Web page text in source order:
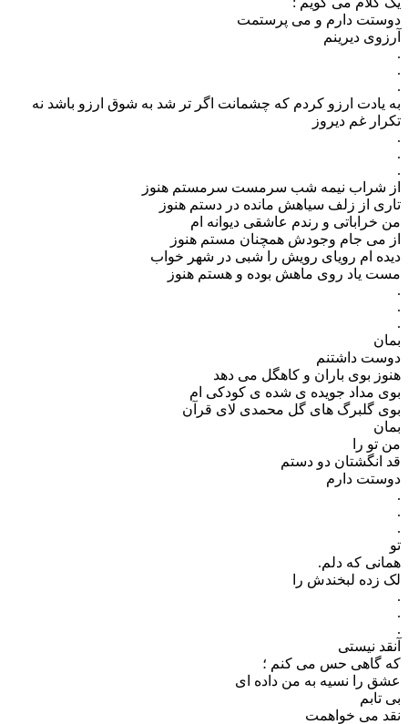
دوستت دارم و می پرستمت
آرزوی دیرینم
.
.
.
به یادت ارزو کردم که چشمانت اگر تر شد به شوق ارزو باشد نه
تکرار غم دیروز
.
.
.
از شراب نیمه شب سرمست سرمستم هنوز
تاری از زلف سیاهش مانده در دستم هنوز
من خراباتی و رندم عاشقی دیوانه ام
از می جام وجودش همچنان مستم هنوز
دیده ام رویای رویش را شبی در شهر خواب
مست یاد روی ماهش بوده و هستم هنوز
.
.
.
بمان
دوست داشتنم
هنوز بوی باران و کاهگل می دهد
بوی مداد جویده ی شده ی کودکی ام
بوی گلبرگ های گل محمدی لای قرآن
بمان
من تو را
قد انگشتان دو دستم
دوستت دارم
.
.
.
تو
همانی که دلم.
لک زده لبخندش را‌
.
.
.
آنقد نیستی
که گاهی حس می کنم ؛
عشق را نسیه به من داده ای
بی تابم
نقد می خواهمت